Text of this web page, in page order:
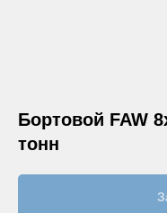
Бортовой FAW
тонн